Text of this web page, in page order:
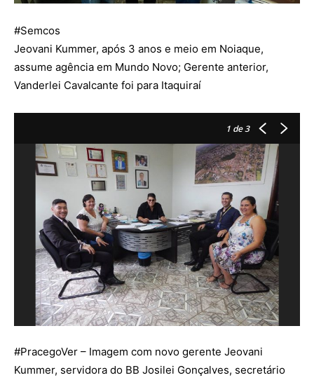
#Semcos
Jeovani Kummer, após 3 anos e meio em Noiaque,
assume agência em Mundo Novo; Gerente anterior,
Vanderlei Cavalcante foi para Itaquiraí
1 de 3
#PracegoVer – Imagem com novo gerente Jeovani
Kummer, servidora do BB Josilei Gonçalves, secretário